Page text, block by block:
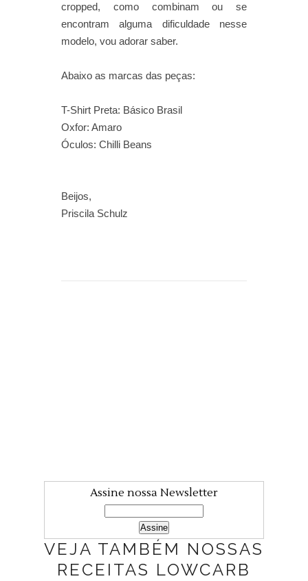
cropped, como combinam ou se
encontram alguma dificuldade nesse
modelo, vou adorar saber.
Abaixo as marcas das peças:
T-Shirt Preta: Básico Brasil
Oxfor: Amaro
Óculos: Chilli Beans
Beijos,
Priscila Schulz
Assine nossa Newsletter
VEJA TAMBÉM NOSSAS
RECEITAS LOWCARB